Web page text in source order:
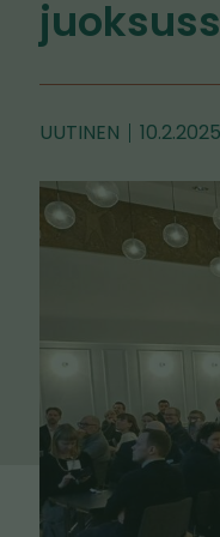
UUTINEN 10.2.2025